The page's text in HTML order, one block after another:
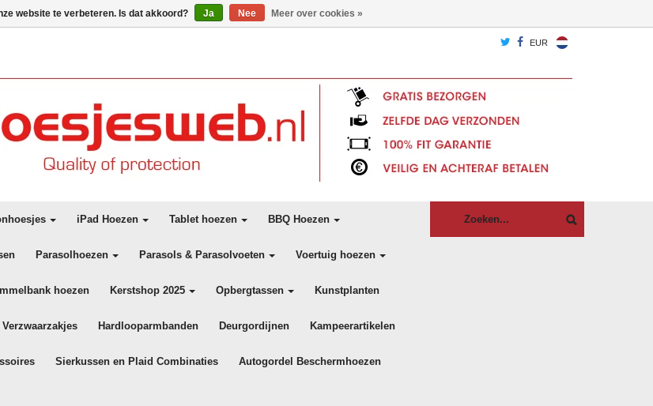
EUR
iPad Hoezen Tablet hoezen BBQ Hoezen
Parasolhoezen Parasols & Parasolvoeten Voertuig hoezen
hoezen Kerstshop 2025 Opbergtassen Kunstplanten
Verzwaarzakjes Hardlooparmbanden Deurgordijnen Kampeerartikelen
Sierkussen en Plaid Combinaties Autogordel Beschermhoezen
website te verbeteren. Is dat akkoord? Ja Nee Meer over cookies »